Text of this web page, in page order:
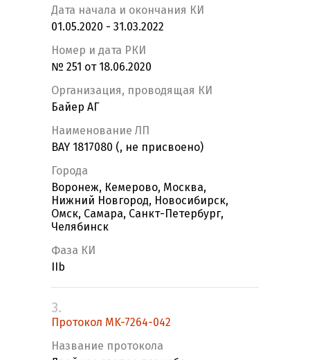
Дата начала и окончания КИ
01.05.2020 - 31.03.2022
Номер и дата РКИ
№ 251 от 18.06.2020
Организация, проводящая КИ
Байер АГ
Наименование ЛП
BAY 1817080 (, не присвоено)
Города
Воронеж, Кемерово, Москва,
Нижний Новгород, Новосибирск,
Омск, Самара, Санкт-Петербург,
Челябинск
Фаза КИ
IIb
3.
Протокол MK-7264-042
Название протокола